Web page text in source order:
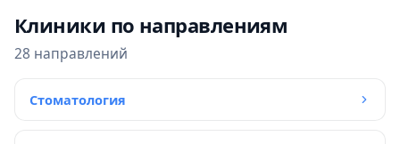
Клиники по направлениям
28 направлений
Стоматология